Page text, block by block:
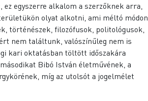
egyszerre alkalom a szerzőknek arra,
olyat alkotni, ami méltó módon
történészek, filozófusok, politológusok,
nem találtunk, valószínűleg nem is
kari oktatásban töltött időszakára
Bibó István életművének, a
míg az utolsót a jogelmélet